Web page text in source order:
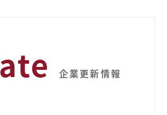
企業更新情報